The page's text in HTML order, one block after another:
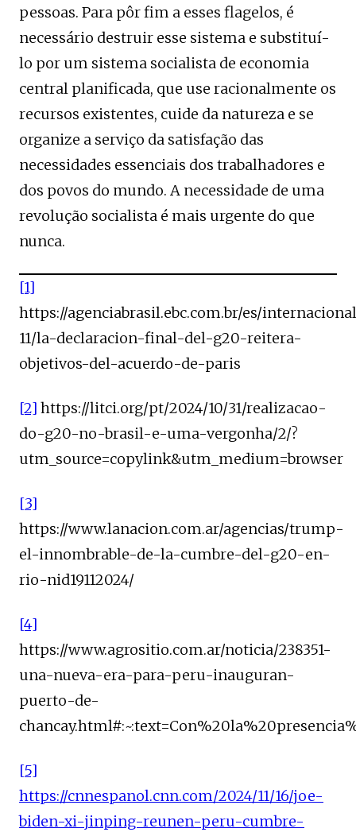
pessoas. Para pôr fim a esses flagelos, é
necessário destruir esse sistema e substituí-
lo por um sistema socialista de economia
central planificada, que use racionalmente os
recursos existentes, cuide da natureza e se
organize a serviço da satisfação das
necessidades essenciais dos trabalhadores e
dos povos do mundo. A necessidade de uma
revolução socialista é mais urgente do que
nunca.
[1]
https://agenciabrasil.ebc.com.br/es/
11/la-declaracion-final-del-g20-reitera-
objetivos-del-acuerdo-de-paris
[2] https://litci.org/pt/2024/10/31/realizacao-
do-g20-no-brasil-e-uma-vergonha/2/?
utm_source=copylink&utm_medium=browser
[3]
https://www.lanacion.com.ar/agencias/trump-
el-innombrable-de-la-cumbre-del-g20-en-
rio-nid19112024/
[4]
https://www.agrositio.com.ar/noticia/238351-
una-nueva-era-para-peru-inauguran-
puerto-de-
[5]
https://cnnespanol.cnn.com/2024/11/16/joe-
biden-xi-jinping-reunen-peru-cumbre-